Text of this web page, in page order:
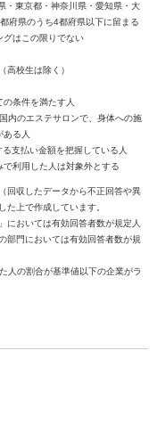
東京都・神奈川県・愛知県・大
府県のうち4都府県以下に留まる
はこの限りでない
高校生は除く）
条件を満たす人
内のエステサロンで、身体への施
ある人
支払い金額を把握している人
で利用した人は対象外とする
回収したデータから不正回答や異
た上で作成しています。
においては有効回答者数が規定人
部門においては有効回答者数が規
人の割合が基準値以下の企業がラ